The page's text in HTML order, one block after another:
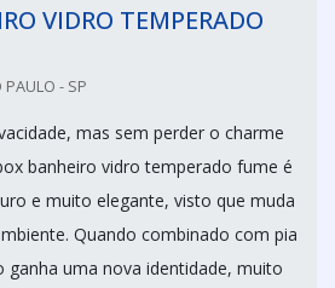
VIDRO TEMPERADO
PAULO - SP
mas sem perder o charme
banheiro vidro temperado fume é
e muito elegante, visto que muda
Quando combinado com pia
ganha uma nova identidade, muito